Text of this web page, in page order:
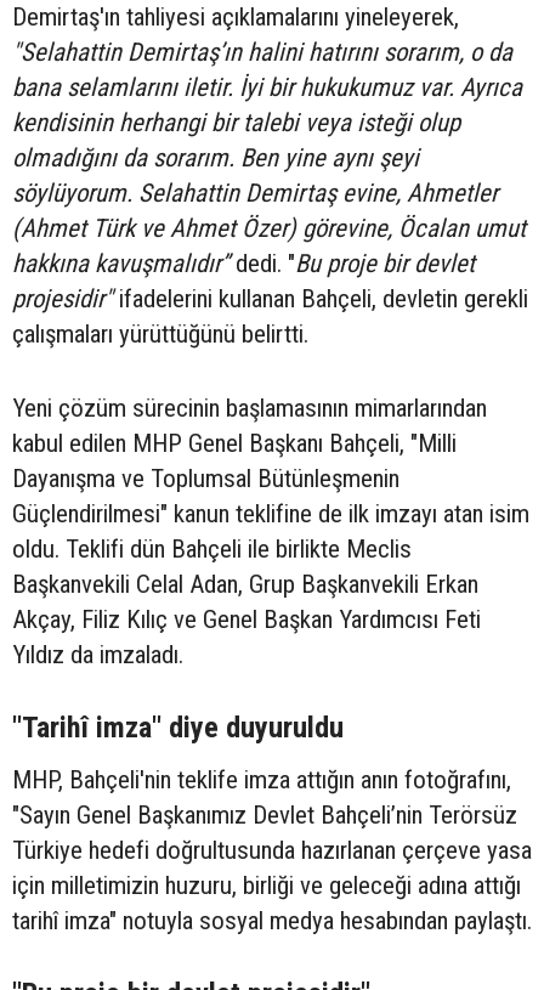
Demirtaş'ın tahliyesi açıklamalarını yineleyerek,
"Selahattin Demirtaş’ın halini hatırını sorarım, o da
bana selamlarını iletir. İyi bir hukukumuz var. Ayrıca
kendisinin herhangi bir talebi veya isteği olup
olmadığını da sorarım. Ben yine aynı şeyi
söylüyorum. Selahattin Demirtaş evine, Ahmetler
(Ahmet Türk ve Ahmet Özer) görevine, Öcalan umut
hakkına kavuşmalıdır”dedi. "Bu proje bir devlet
projesidir"ifadelerini kullanan Bahçeli, devletin gerekli
çalışmaları yürüttüğünü belirtti.
Yeni çözüm sürecinin başlamasının mimarlarından
kabul edilen MHP Genel Başkanı Bahçeli, "Milli
Dayanışma ve Toplumsal Bütünleşmenin
Güçlendirilmesi" kanun teklifine de ilk imzayı atan isim
oldu. Teklifi dün Bahçeli ile birlikte Meclis
Başkanvekili Celal Adan, Grup Başkanvekili Erkan
Akçay, Filiz Kılıç ve Genel Başkan Yardımcısı Feti
Yıldız da imzaladı.
"Tarihî imza" diye duyuruldu
MHP, Bahçeli'nin teklife imza attığın anın fotoğrafını,
"Sayın Genel Başkanımız Devlet Bahçeli’nin Terörsüz
Türkiye hedefi doğrultusunda hazırlanan çerçeve yasa
için milletimizin huzuru, birliği ve geleceği adına attığı
tarihî imza" notuyla sosyal medya hesabından paylaştı.